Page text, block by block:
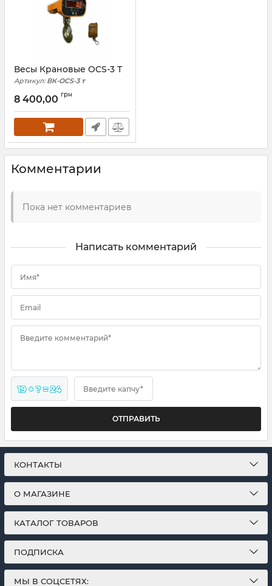
Весы Крановые OCS-3 Т
Артикул: ВК-OCS-3 т
8 400,00 грн
Комментарии
Пока нет комментариев
Написать комментарий
Имя*
Email
Введите комментарий*
19 + ? = 24 Введите капчу*
ОТПРАВИТЬ
КОНТАКТЫ
О МАГАЗИНЕ
КАТАЛОГ ТОВАРОВ
ПОДПИСКА
МЫ В СОЦСЕТЯХ: